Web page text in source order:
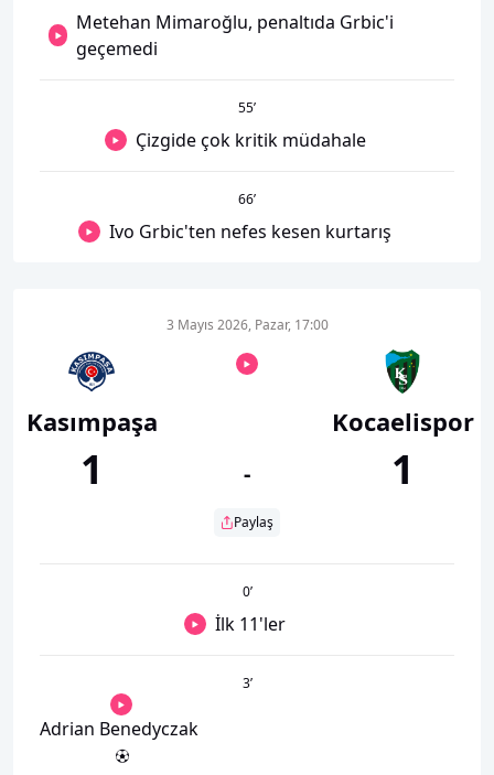
Metehan Mimaroğlu, penaltıda Grbic'i
geçemedi
55’
Çizgide çok kritik müdahale
66’
Ivo Grbic'ten nefes kesen kurtarış
Kasımpaşa
1
3 Mayıs 2026, Pazar, 17:00
-
Paylaş
Kocaelispor
1
0’
İlk 11'ler
3’
Adrian Benedyczak